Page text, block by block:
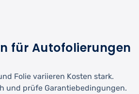
für Autofolierungen
Folie variieren Kosten stark.
und prüfe Garantiebedingungen.